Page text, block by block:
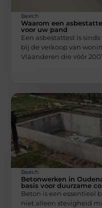
Beech
Waarom een
voor uw pand
Een asbestattest is
bij de verkoop van
Vlaanderen die vóór 2001
Beech
Betonwerken in
basis voor duurzame
Beton is een essentieel
niet alleen stevigheid